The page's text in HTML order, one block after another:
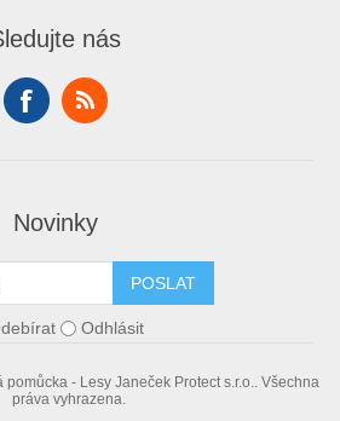
nás
Novinky
POSLAT
Odhlásit
- Lesy Janeček Protect s.r.o.. Všechna
práva vyhrazena.